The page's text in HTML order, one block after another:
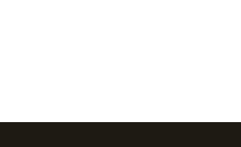
alloggio, infatti, è attrezzato per soddisfare le